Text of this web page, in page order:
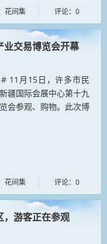
花间集 评论：0
业交易博览会开幕
11月15日，许多市民
疆国际会展中心第十九
会参观、购物。此次博
天。参展面积1.8万平
花间集 评论：0
，游客正在参观